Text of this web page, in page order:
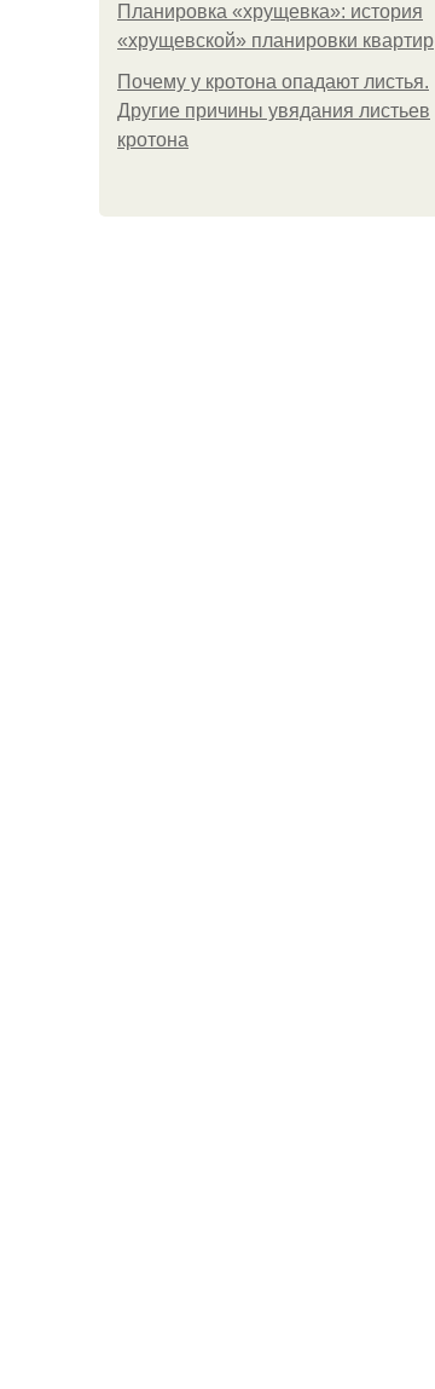
Планировка «хрущевка»: история
«хрущевской» планировки квартир
Почему у кротона опадают листья.
Другие причины увядания листьев
кротона